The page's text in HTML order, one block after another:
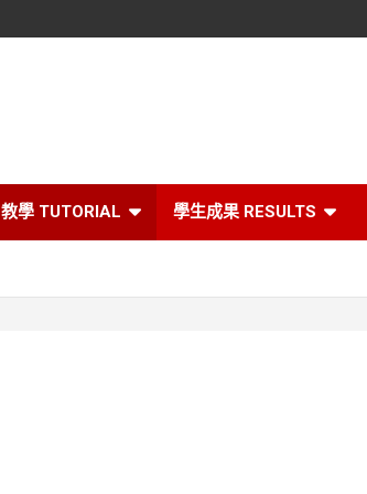
教學 TUTORIAL 學生成果 RESULTS